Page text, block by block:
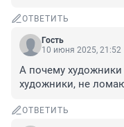
ОТВЕТИТЬ
Гость
10 июня 2025, 21:52
А почему
художники, не
ОТВЕТИТЬ